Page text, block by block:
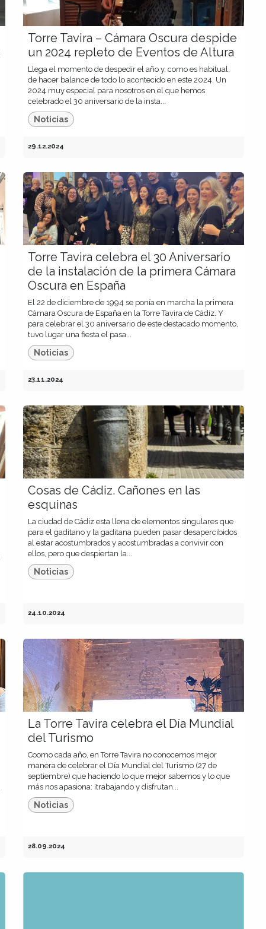
Torre Tavira – Cámara Oscura despide
un 2024 repleto de Eventos de Altura
Llega el momento de despedir el año y, como es habitual,
de hacer balance de todo lo acontecido en este 2024. Un
2024 muy especial para nosotros en el que hemos
celebrado el 30 aniversario de la insta...
Noticias
29.12.2024
Torre Tavira celebra el 30 Aniversario
de la instalación de la primera Cámara
Oscura en España
El 22 de diciembre de 1994 se ponía en marcha la primera
Cámara Oscura de España en la Torre Tavira de Cádiz. Y
para celebrar el 30 aniversario de este destacado momento,
tuvo lugar una fiesta el pasa...
Noticias
23.11.2024
Cosas de Cádiz. Cañones en las
esquinas
La ciudad de Cádiz esta llena de elementos singulares que
para el gaditano y la gaditana pueden pasar desapercibidos
al estar acostumbrados y acostumbradas a convivir con
ellos, pero que despiertan la...
Noticias
24.10.2024
La Torre Tavira celebra el Día Mundial
del Turismo
Coomo cada año, en Torre Tavira no conocemos mejor
manera de celebrar el Día Mundial del Turismo (27 de
septiembre) que haciendo lo que mejor sabemos y lo que
más nos apasiona: ¡trabajando y disfrutan...
Noticias
28.09.2024